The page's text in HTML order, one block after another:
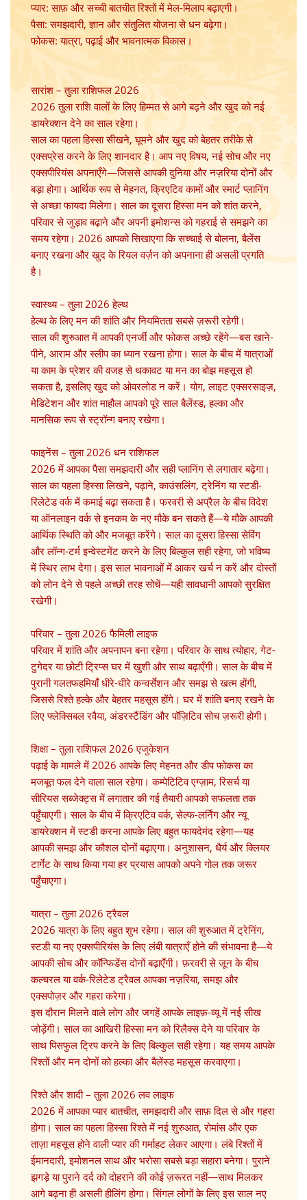
प्यार: साफ़ और सच्ची बातचीत रिश्तों में मेल-मिलाप बढ़ाएगी।
पैसा: समझदारी, ज्ञान और संतुलित योजना से धन बढ़ेगा।
फोकस: यात्रा, पढ़ाई और भावनात्मक विकास।
सारांश – तुला राशिफल 2026
2026 तुला राशि वालों के लिए हिम्मत से आगे बढ़ने और खुद को नई
डायरेक्शन देने का साल रहेगा।
साल का पहला हिस्सा सीखने, घूमने और खुद को बेहतर तरीके से
एक्सप्रेस करने के लिए शानदार है। आप नए विषय, नई सोच और नए
एक्सपीरियंस अपनाएँगे—जिससे आपकी दुनिया और नज़रिया दोनों और
बड़ा होगा। आर्थिक रूप से मेहनत, क्रिएटिव कामों और स्मार्ट प्लानिंग
से अच्छा फायदा मिलेगा। साल का दूसरा हिस्सा मन को शांत करने,
परिवार से जुड़ाव बढ़ाने और अपनी इमोशन्स को गहराई से समझने का
समय रहेगा। 2026 आपको सिखाएगा कि सच्चाई से बोलना, बैलेंस
बनाए रखना और खुद के रियल वर्ज़न को अपनाना ही असली प्रगति
है।
स्वास्थ्य – तुला 2026 हेल्थ
हेल्थ के लिए मन की शांति और नियमितता सबसे ज़रूरी रहेगी।
साल की शुरुआत में आपकी एनर्जी और फोकस अच्छे रहेंगे—बस खाने-
पीने, आराम और स्लीप का ध्यान रखना होगा। साल के बीच में यात्राओं
या काम के प्रेशर की वजह से थकावट या मन का बोझ महसूस हो
सकता है, इसलिए खुद को ओवरलोड न करें। योग, लाइट एक्सरसाइज़,
मेडिटेशन और शांत माहौल आपको पूरे साल बैलेंस्ड, हल्का और
मानसिक रूप से स्ट्रॉन्ग बनाए रखेगा।
फाइनेंस – तुला 2026 धन राशिफल
2026 में आपका पैसा समझदारी और सही प्लानिंग से लगातार बढ़ेगा।
साल का पहला हिस्सा लिखने, पढ़ाने, काउंसलिंग, ट्रेनिंग या स्टडी-
रिलेटेड वर्क में कमाई बढ़ा सकता है। फरवरी से अप्रैल के बीच विदेश
या ऑनलाइन वर्क से इनकम के नए मौके बन सकते हैं—ये मौके आपकी
आर्थिक स्थिति को और मजबूत करेंगे। साल का दूसरा हिस्सा सेविंग
और लॉन्ग-टर्म इन्वेस्टमेंट करने के लिए बिल्कुल सही रहेगा, जो भविष्य
में स्थिर लाभ देगा। इस साल भावनाओं में आकर खर्च न करें और दोस्तों
को लोन देने से पहले अच्छी तरह सोचें—यही सावधानी आपको सुरक्षित
रखेगी।
परिवार – तुला 2026 फैमिली लाइफ
परिवार में शांति और अपनापन बना रहेगा। परिवार के साथ त्योहार, गेट-
टुगेदर या छोटी ट्रिप्स घर में खुशी और साथ बढ़ाएँगी। साल के बीच में
पुरानी गलतफहमियाँ धीरे-धीरे कन्वर्सेशन और समझ से खत्म होंगी,
जिससे रिश्ते हल्के और बेहतर महसूस होंगे। घर में शांति बनाए रखने के
लिए फ्लेक्सिबल रवैया, अंडरस्टैंडिंग और पॉज़िटिव सोच ज़रूरी होगी।
शिक्षा – तुला राशिफल 2026 एजुकेशन
पढ़ाई के मामले में 2026 आपके लिए मेहनत और डीप फोकस का
मजबूत फल देने वाला साल रहेगा। कम्पेटिटिव एग्ज़ाम, रिसर्च या
सीरियस सब्जेक्ट्स में लगातार की गई तैयारी आपको सफलता तक
पहुँचाएगी। साल के बीच में क्रिएटिव वर्क, सेल्फ-लर्निंग और न्यू
डायरेक्शन में स्टडी करना आपके लिए बहुत फायदेमंद रहेगा—यह
आपकी समझ और कौशल दोनों बढ़ाएगा। अनुशासन, धैर्य और क्लियर
टार्गेट के साथ किया गया हर प्रयास आपको अपने गोल तक जरूर
पहुँचाएगा।
यात्रा – तुला 2026 ट्रैवल
2026 यात्रा के लिए बहुत शुभ रहेगा। साल की शुरुआत में ट्रेनिंग,
स्टडी या नए एक्सपीरियंस के लिए लंबी यात्राएँ होने की संभावना है—ये
आपकी सोच और कॉन्फिडेंस दोनों बढ़ाएँगी। फ़रवरी से जून के बीच
कल्चरल या वर्क-रिलेटेड ट्रैवल आपका नज़रिया, समझ और
एक्सपोज़र और गहरा करेगा।
इस दौरान मिलने वाले लोग और जगहें आपके लाइफ़-व्यू में नई सीख
जोड़ेंगी। साल का आखिरी हिस्सा मन को रिलैक्स देने या परिवार के
साथ पिसफुल ट्रिप करने के लिए बिल्कुल सही रहेगा। यह समय आपके
रिश्तों और मन दोनों को हल्का और बैलेंस्ड महसूस करवाएगा।
रिश्ते और शादी – तुला 2026 लव लाइफ
2026 में आपका प्यार बातचीत, समझदारी और साफ़ दिल से और गहरा
होगा। साल का पहला हिस्सा रिश्ते में नई शुरुआत, रोमांस और एक
ताज़ा महसूस होने वाली प्यार की गर्माहट लेकर आएगा। लंबे रिश्तों में
ईमानदारी, इमोशनल साथ और भरोसा सबसे बड़ा सहारा बनेगा। पुराने
झगड़े या पुराने दर्द को दोहराने की कोई ज़रूरत नहीं—साथ मिलकर
आगे बढ़ना ही असली हीलिंग होगा। सिंगल लोगों के लिए इस साल नए